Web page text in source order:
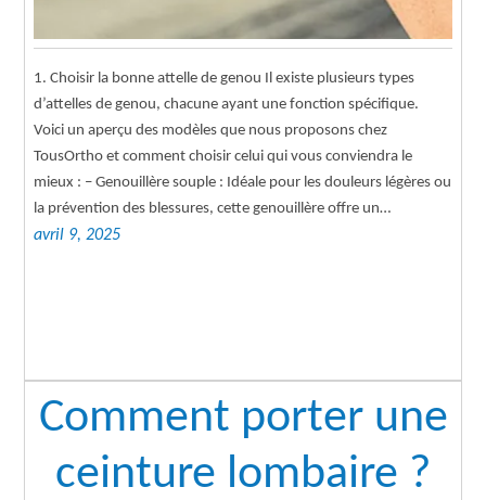
1. Choisir la bonne attelle de genou Il existe plusieurs types
d’attelles de genou, chacune ayant une fonction spécifique.
Voici un aperçu des modèles que nous proposons chez
TousOrtho et comment choisir celui qui vous conviendra le
mieux : – Genouillère souple : Idéale pour les douleurs légères ou
la prévention des blessures, cette genouillère offre un…
avril 9, 2025
Comment porter une
ceinture lombaire ?